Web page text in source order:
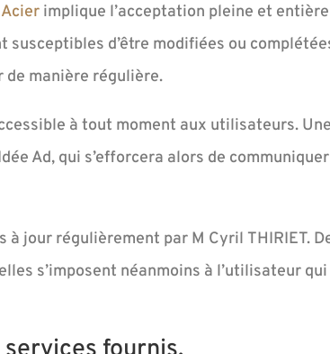
implique l’acceptation pleine et
susceptibles d’être modifiées ou
de manière régulière.
à tout moment aux utilisateurs.
Ad, qui s’efforcera alors de
à jour régulièrement par M Cyril THIRIET.
s’imposent néanmoins à l’utilisateur